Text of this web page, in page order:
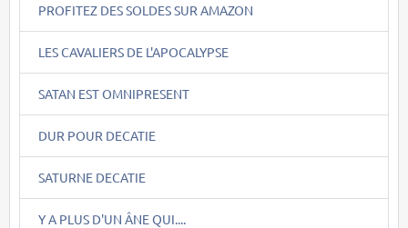
PROFITEZ DES SOLDES SUR AMAZON
LES CAVALIERS DE L'APOCALYPSE
SATAN EST OMNIPRESENT
DUR POUR DECATIE
SATURNE DECATIE
Y A PLUS D'UN ÂNE QUI....